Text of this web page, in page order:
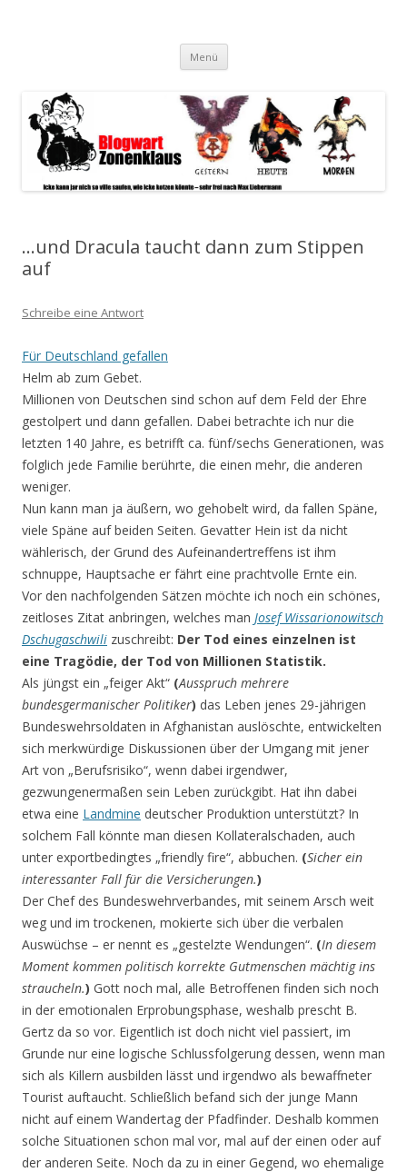
spiegeln im wesentlichen den Gesundheitszustand dieser unserer
Menü Zum
springen
…und Dracula taucht dann zum Stippen
auf
Schreibe eine Antwort
Für Deutschland gefallen
Helm ab zum Gebet.
Millionen von Deutschen sind schon auf dem Feld der Ehre
gestolpert und dann gefallen. Dabei betrachte ich nur die
letzten 140 Jahre, es betrifft ca. fünf/sechs Generationen, was
folglich jede Familie berührte, die einen mehr, die anderen
weniger.
Nun kann man ja äußern, wo gehobelt wird, da fallen Späne,
viele Späne auf beiden Seiten. Gevatter Hein ist da nicht
wählerisch, der Grund des Aufeinandertreffens ist ihm
schnuppe, Hauptsache er fährt eine prachtvolle Ernte ein.
Vor den nachfolgenden Sätzen möchte ich noch ein schönes,
zeitloses Zitat anbringen, welches man Josef Wissarionowitsch
Dschugaschwili zuschreibt: Der Tod eines einzelnen ist
eine Tragödie, der Tod von Millionen Statistik.
Als jüngst ein „feiger Akt“ (Ausspruch mehrere
bundesgermanischer Politiker) das Leben jenes 29-jährigen
Bundeswehrsoldaten in Afghanistan auslöschte, entwickelten
sich merkwürdige Diskussionen über der Umgang mit jener
Art von „Berufsrisiko“, wenn dabei irgendwer,
gezwungenermaßen sein Leben zurückgibt. Hat ihn dabei
etwa eine Landmine deutscher Produktion unterstützt? In
solchem Fall könnte man diesen Kollateralschaden, auch
unter exportbedingtes „friendly fire“, abbuchen. (Sicher ein
interessanter Fall für die Versicherungen.)
Der Chef des Bundeswehrverbandes, mit seinem Arsch weit
weg und im trockenen, mokierte sich über die verbalen
Auswüchse – er nennt es „gestelzte Wendungen“. (In diesem
Moment kommen politisch korrekte Gutmenschen mächtig ins
straucheln.) Gott noch mal, alle Betroffenen finden sich noch
in der emotionalen Erprobungsphase, weshalb prescht B.
Gertz da so vor. Eigentlich ist doch nicht viel passiert, im
Grunde nur eine logische Schlussfolgerung dessen, wenn man
sich als Killern ausbilden lässt und irgendwo als bewaffneter
Tourist auftaucht. Schließlich befand sich der junge Mann
nicht auf einem Wandertag der Pfadfinder. Deshalb kommen
solche Situationen schon mal vor, mal auf der einen oder auf
der anderen Seite. Noch da zu in einer Gegend, wo ehemalige